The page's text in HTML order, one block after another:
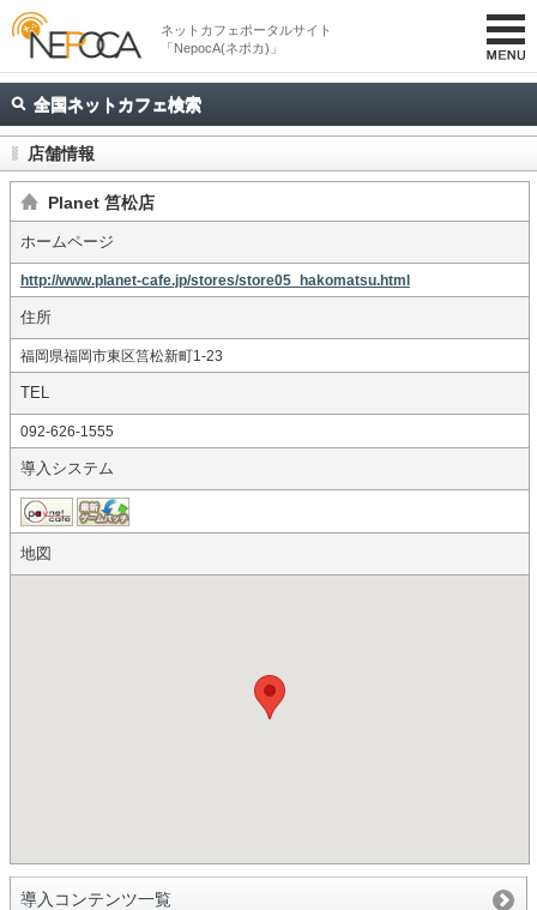
ネットカフェポータルサイト
「NepocA(ネポカ)」
全国ネットカフェ検索
店舗情報
Planet 筥松店
ホームページ
http://www.planet-cafe.jp/stores/store05_hakomatsu.html
住所
福岡県福岡市東区筥松新町1-23
TEL
092-626-1555
導入システム
地図
導入コンテンツ一覧